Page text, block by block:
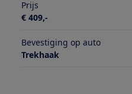
Prijs
€ 409,-
Bevestiging op auto
Trekhaak